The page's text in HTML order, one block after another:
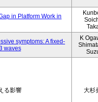
in Platform Work in
symptoms: A fixed-
waves
K
る影響 大杉